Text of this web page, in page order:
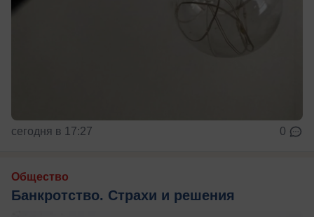
сегодня в 17:27 0
Общество
Банкротство. Страхи и решения